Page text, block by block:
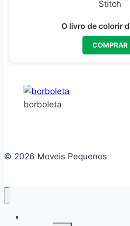
O livro de colorir
COMPRAR
borboleta
© 2026 Moveis Pequenos